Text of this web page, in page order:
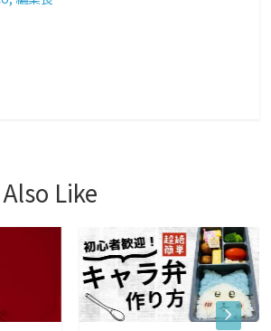
Like